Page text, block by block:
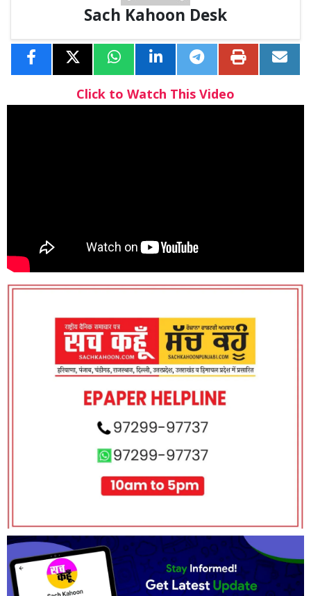
Sach Kahoon Desk
Click to Watch This Video